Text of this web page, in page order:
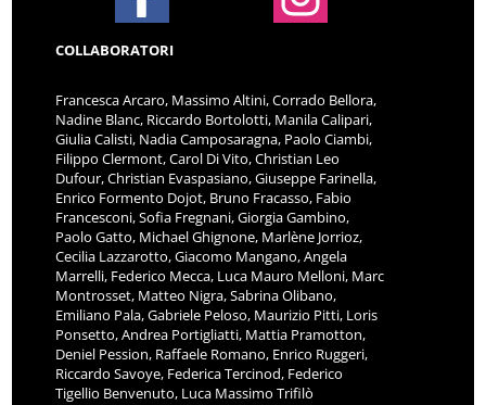
COLLABORATORI
Francesca Arcaro, Massimo Altini, Corrado Bellora,
Nadine Blanc, Riccardo Bortolotti, Manila Calipari,
Giulia Calisti, Nadia Camposaragna, Paolo Ciambi,
Filippo Clermont, Carol Di Vito, Christian Leo
Dufour, Christian Evaspasiano, Giuseppe Farinella,
Enrico Formento Dojot, Bruno Fracasso, Fabio
Francesconi, Sofia Fregnani, Giorgia Gambino,
Paolo Gatto, Michael Ghignone, Marlène Jorrioz,
Cecilia Lazzarotto, Giacomo Mangano, Angela
Marrelli, Federico Mecca, Luca Mauro Melloni, Marc
Montrosset, Matteo Nigra, Sabrina Olibano,
Emiliano Pala, Gabriele Peloso, Maurizio Pitti, Loris
Ponsetto, Andrea Portigliatti, Mattia Pramotton,
Deniel Pession, Raffaele Romano, Enrico Ruggeri,
Riccardo Savoye, Federica Tercinod, Federico
Tigellio Benvenuto, Luca Massimo Trifilò